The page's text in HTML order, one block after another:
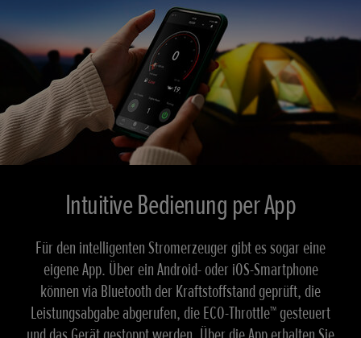
Intuitive Bedienung per App
Für den intelligenten Stromerzeuger gibt es sogar eine
eigene App. Über ein Android- oder iOS-Smartphone
können via Bluetooth der Kraftstoffstand geprüft, die
Leistungsabgabe abgerufen, die ECO-Throttle™ gesteuert